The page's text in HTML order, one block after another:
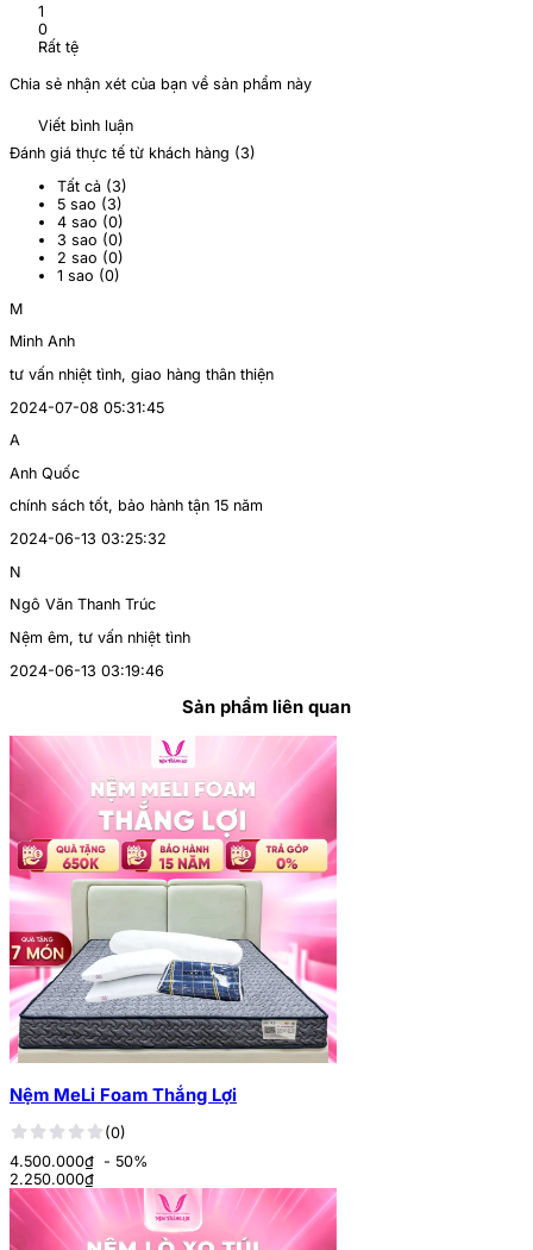
1
0
Rất tệ
Chia sẻ nhận xét của bạn về sản phẩm này
Viết bình luận
Đánh giá thực tế từ khách hàng (3)
Tất cả (3)
5 sao (3)
4 sao (0)
3 sao (0)
2 sao (0)
1 sao (0)
M
Minh Anh
tư vấn nhiệt tình, giao hàng thân thiện
2024-07-08 05:31:45
A
Anh Quốc
chính sách tốt, bảo hành tận 15 năm
2024-06-13 03:25:32
N
Ngô Văn Thanh Trúc
Nệm êm, tư vấn nhiệt tình
2024-06-13 03:19:46
Sản phẩm liên quan
Nệm MeLi Foam Thắng Lợi
(0)
4.500.000₫ - 50%
2.250.000₫